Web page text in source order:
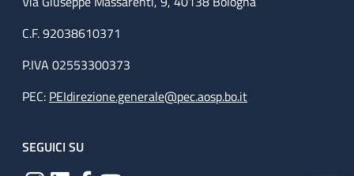
C.F. 92038610371
P.IVA 02553300373
PEC: PEIdirezione.generale@pec.aosp.bo.it
SEGUICI SU